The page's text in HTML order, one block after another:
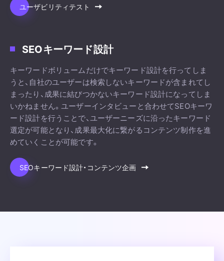
ユーザビリティテスト
SEOキーワード設計
キーワードボリュームだけでキーワード設計を行ってしま
うと、自社のユーザーは検索しないキーワードが含まれてし
まったり、成果に結びつかないキーワード設計になってしま
いかねません。ユーザーインタビューと合わせてSEOキーワ
ード設計を行うことで、ユーザーニーズに沿ったキーワード
選定が可能となり、成果最大化に繋がるコンテンツ制作を進
めていくことが可能です。
SEOキーワード設計・コンテンツ企画